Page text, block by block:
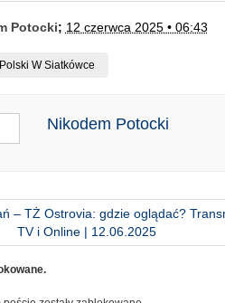
Potocki; 12 czerwca 2025 • 06:43
W Siatkówce
Nikodem Potocki
– TŻ Ostrovia: gdzie oglądać?
TV i Online | 12.06.2025